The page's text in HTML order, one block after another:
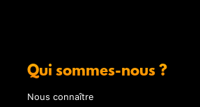
Qui sommes-nous ?
Nous connaître